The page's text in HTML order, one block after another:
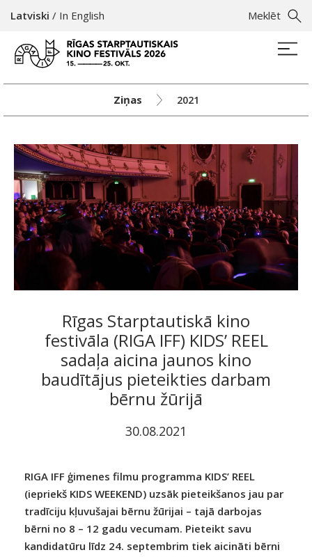
Meklēt
Latviski / In English
Ziņas 2021
Rīgas Starptautiskā kino
festivāla (RIGA IFF) KIDS’ REEL
sadaļa aicina jaunos kino
baudītājus pieteikties darbam
bērnu žūrijā
30.08.2021
RIGA IFF ģimenes filmu programma KIDS’ REEL
(iepriekš KIDS WEEKEND) uzsāk pieteikšanos jau par
tradīciju kļuvušajai bērnu žūrijai – tajā darbojas
bērni no 8 – 12 gadu vecumam. Pieteikt savu
kandidatūru līdz 24. septembrim tiek aicināti bērni